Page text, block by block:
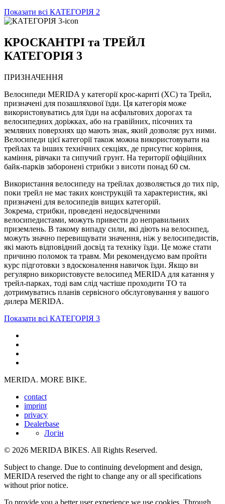
Показати всі КАТЕГОРІЯ 2
КРОСКАНТРI та ТРЕЙЛ
КАТЕГОРІЯ 3
ПРИЗНАЧЕННЯ
Велосипеди MERIDA у категорії крос-карнті (XC) та Трейл,
призначені для позашляхової їзди. Ця категорія може
використовуватись для їзди на асфальтових дорогах та
велосипедних доріжках, або на гравійних, пісочних та
земляних поверхнях що мають знак, який дозволяє рух ними.
Велосипеди цієї категорії також можна використовувати на
трейлах та інших технічних секціях, де присутнє коріння,
каміння, рівчаки та сипучий грунт. На території офіційних
байк-парків заборонені стрибки з висоти понад 60 см.
Використання велосипеду на трейлах дозволяється до тих пір,
поки трейл не має таких конструкцій та характеристик, які
призначені для велосипедів вищих категорій.
Зокрема, стрибки, проведені недосвідченими
велосипедистами, можуть привести до неправильних
приземлень. В такому випаду сили, які діють на велосипед,
можуть значно перевищувати значення, ніж у велосипедистів,
які мають відповідний досвід та техніку їзди. Це може стати
причиню поломок та травм. Ми рекомендуємо вам пройти
курс підготовки з вдосконалення навичок їзди. Якщо ви
регулярно використовуєте велосипед MERIDA для катання у
трейл-парках, тоді вам слід частіше проходити ТО та
дотримуватись планів сервісного обслуговування у вашого
дилера MERIDA.
Показати всі КАТЕГОРІЯ 3
MERIDA. MORE BIKE.
contact
imprint
privacy
Dealerbase
Логін
© 2026 MERIDA BIKES. All Rights Reserved.
Subject to change. Due to continuing development and design,
MERIDA reserved the right to change any or all specifications
without prior notice.
To provide you a better user experience we use cookies. Through